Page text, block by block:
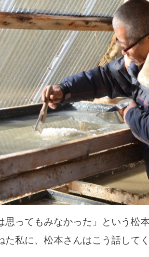
思ってもみなかった」という松
私に、松本さんはこう話してく